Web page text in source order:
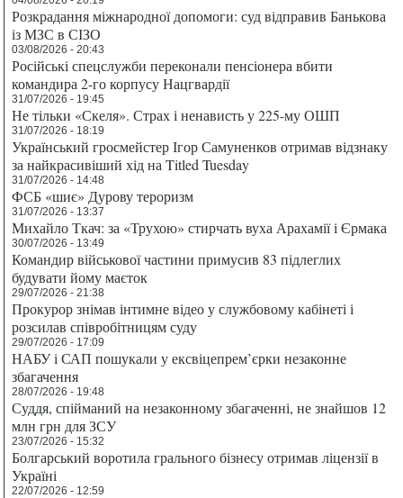
Розкрадання міжнародної допомоги: суд відправив Банькова
із МЗС в СІЗО
03/08/2026 - 20:43
Російські спецслужби переконали пенсіонера вбити
командира 2-го корпусу Нацгвардії
31/07/2026 - 19:45
Не тільки «Скеля». Страх і ненависть у 225-му ОШП
31/07/2026 - 18:19
Український гросмейстер Ігор Самуненков отримав відзнаку
за найкрасивіший хід на Titled Tuesday
31/07/2026 - 14:48
ФСБ «шиє» Дурову тероризм
31/07/2026 - 13:37
Михайло Ткач: за «Трухою» стирчать вуха Арахамії і Єрмака
30/07/2026 - 13:49
Командир військової частини примусив 83 підлеглих
будувати йому маєток
29/07/2026 - 21:38
Прокурор знімав інтимне відео у службовому кабінеті і
розсилав співробітницям суду
29/07/2026 - 17:09
НАБУ і САП пошукали у ексвіцепрем’єрки незаконне
збагачення
28/07/2026 - 19:48
Суддя, спійманий на незаконному збагаченні, не знайшов 12
млн грн для ЗСУ
23/07/2026 - 15:32
Болгарський воротила грального бізнесу отримав ліцензії в
Україні
22/07/2026 - 12:59